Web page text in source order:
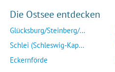
Die Ostsee entdecken
Glücksburg/Steinberg/...
Schlei (Schleswig-Kap...
Eckernförde